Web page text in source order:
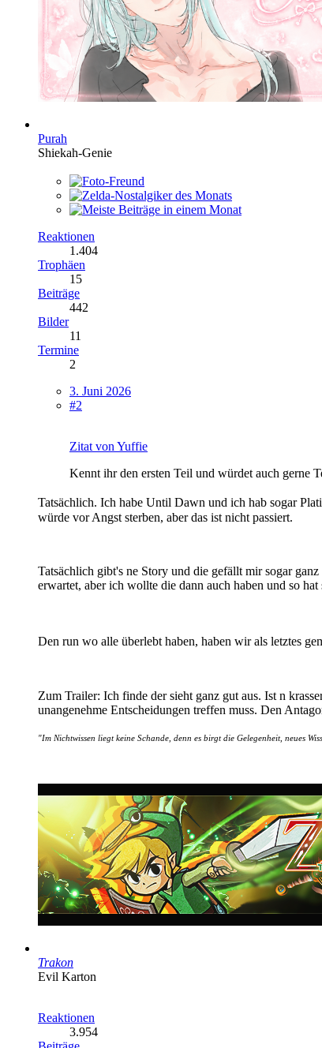
Purah
Shiekah-Genie
Reaktionen
1.404
Trophäen
15
Beiträge
442
Bilder
11
Termine
2
3. Juni 2026
#2
Zitat von Yuffie
Kennt ihr den ersten Teil und würdet auch gerne
Tatsächlich. Ich habe Until Dawn und ich hab sogar
würde vor Angst sterben, aber das ist nicht passiert.
Tatsächlich gibt's ne Story und die gefällt mir sogar
erwartet, aber ich wollte die dann auch haben und so
Den run wo alle überlebt haben, haben wir als letztes
Zum Trailer: Ich finde der sieht ganz gut aus. Ist n
unangenehme Entscheidungen treffen muss. Den
"Im Nichtwissen liegt keine Schande, denn es birgt die Gelegenheit, neues
Trakon
Evil Karton
Reaktionen
3.954